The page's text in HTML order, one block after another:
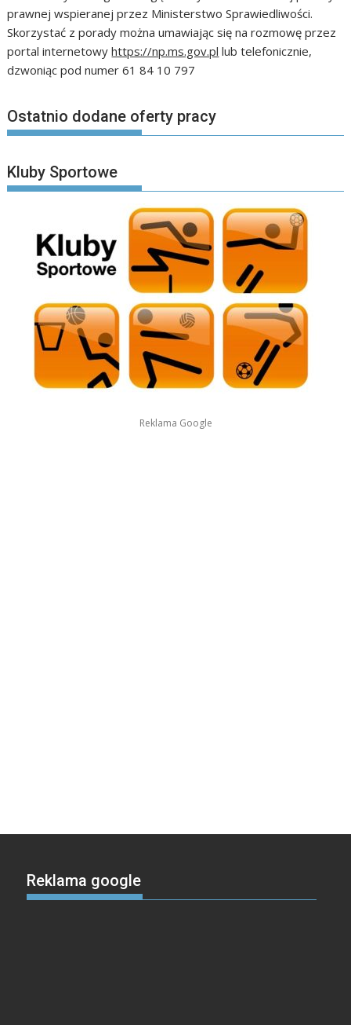
prawnej wspieranej przez Ministerstwo Sprawiedliwości.
Skorzystać z porady można umawiając się na rozmowę przez
portal internetowyhttps://np.ms.gov.pl lub telefonicznie,
dzwoniąc pod numer 61 84 10 797
Ostatnio dodane oferty pracy
Kluby Sportowe
Reklama Google
Reklama google